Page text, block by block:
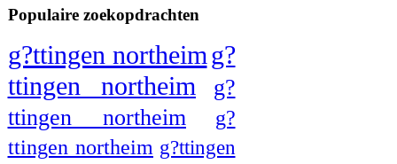
Populaire zoekopdrachten
g?ttingen northeimg?
ttingen northeim
g?
ttingen northeim
g?
ttingen northeim g?ttingen